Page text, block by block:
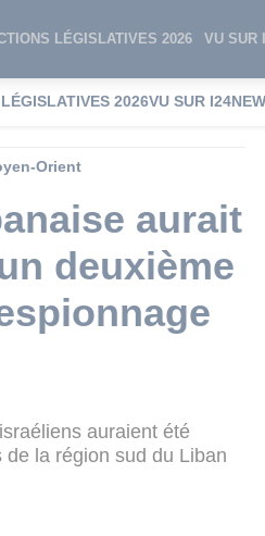
LÉGISLATIVES 2026 VU SUR
2026VU SUR
Orient
aurait
deuxième
auraient été
la région sud du Liban